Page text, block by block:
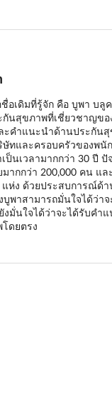
อเดิมที่รู้จัก คือ บูพา บลู
กันสุขภาพที่เชี่ยวชาญขอ
ะคำแนะนำด้านประกัน
ทและครอบครัวของพนั
ป็นเวลามากกว่า 30 ปี
ากกว่า 200,000 คน แ
แห่ง ด้วยประสบการณ์ด้
พาสามารถมั่นใจได้ว่า
งมั่นใจได้ว่าจะได้รับคำ
ดยตรง